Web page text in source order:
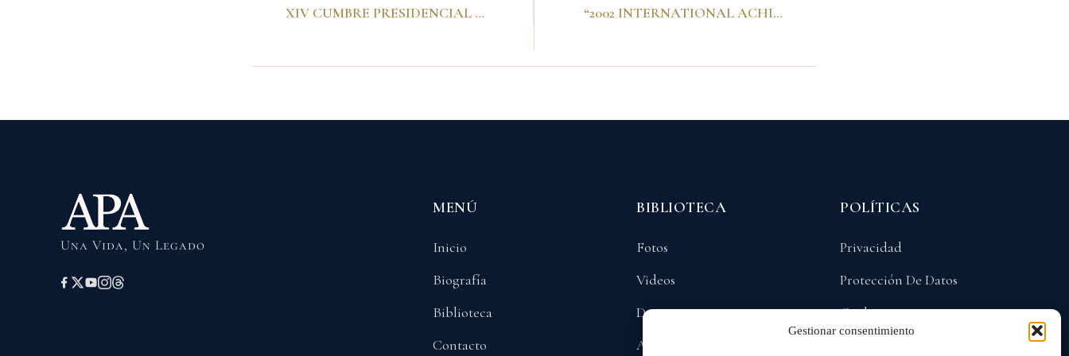
Gestionar consentimiento
XIV CUMBRE PRESIDENCIAL ANDINA. Santa Cruz de la Sierra (Bolivia), 30 de enero de 2002 “2002 INTERNATIONAL ACHIEVEMENT SUMMIT”. Dublín, 7 de junio de 2002
Una Vida, Un Legado
MENÚ
Inicio
Biografía
Biblioteca
Contacto
BIBLIOTECA
Fotos
Videos
Documentos
Audios
POLÍTICAS
Privacidad
Protección De Datos
Cookies